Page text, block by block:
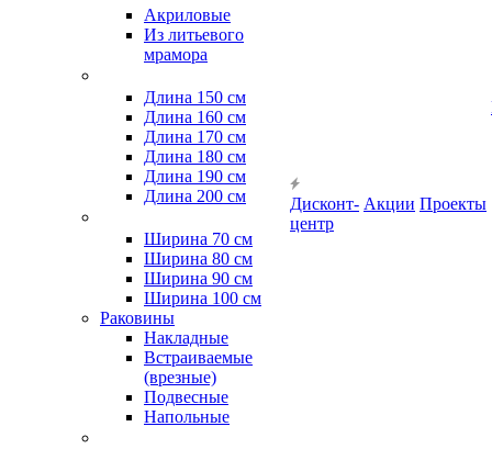
Акриловые
Из литьевого
мрамора
Длина 150 см
Длина 160 см
Длина 170 см
Длина 180 см
Длина 190 см
Длина 200 см
Ширина 70 см
Ширина 80 см
Ширина 90 см
Ширина 100 см
Раковины
Накладные
Встраиваемые
(врезные)
Подвесные
Напольные
Дисконт-
центр
Акции Проекты